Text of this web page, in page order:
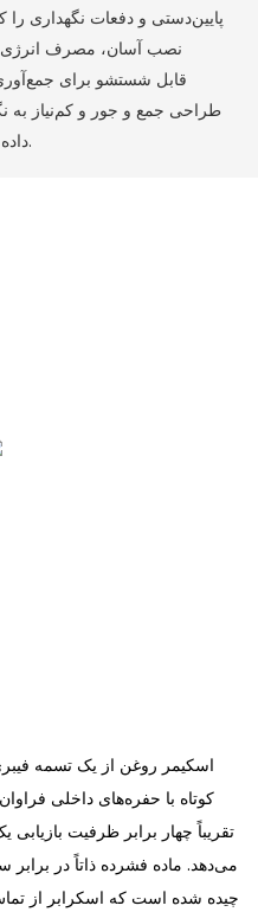
پایین‌دستی و دفعات نگهداری
نصب آسان، مصرف انرژی
طراحی جمع و جور و کم‌نیاز به
داده و هزینه‌های عملیاتی را کاهش می‌دهد.
اسکیمر روغن از یک تسمه
کوتاه با حفره‌های داخلی
تقریباً چهار برابر ظرفیت
می‌دهد. ماده فشرده ذاتاً در
چیده شده است که اسکرابر از